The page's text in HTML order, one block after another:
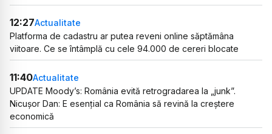
12:27Actualitate
Platforma de cadastru ar putea reveni online săptămâna
viitoare. Ce se întâmplă cu cele 94.000 de cereri blocate
11:40Actualitate
UPDATE Moody’s: România evită retrogradarea la „junk”.
Nicușor Dan: E esențial ca România să revină la creștere
economică